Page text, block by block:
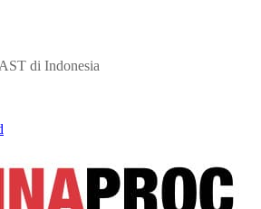
di Indonesia